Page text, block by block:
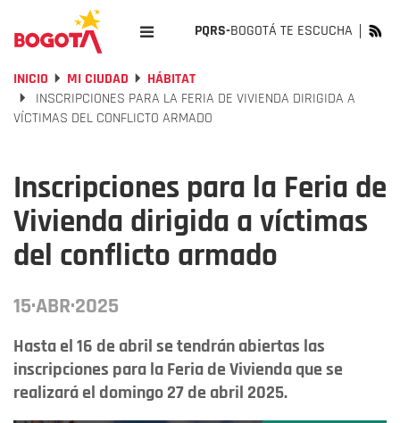
PQRS-BOGOTÁ TE ESCUCHA
INICIO MI CIUDAD
HÁBITAT
INSCRIPCIONES PARA LA FERIA DE VIVIENDA DIRIGIDA A
VÍCTIMAS DEL CONFLICTO ARMADO
Inscripciones para la Feria de
Vivienda dirigida a víctimas
del conflicto armado
15·ABR·2025
Hasta el 16 de abril se tendrán abiertas las
inscripciones para la Feria de Vivienda que se
realizará el domingo 27 de abril 2025.